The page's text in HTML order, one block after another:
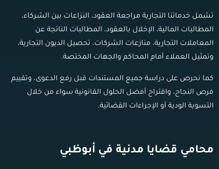
تشمل خدماتنا التجارية مراجعة العقود، النزاعات بين الشركاء،
المطالبات المالية، الإخلال بالعقود، المطالبات الناتجة عن
المعاملات التجارية، منازعات الشركات، تحصيل الديون التجارية،
وتمثيل العملاء أمام المحاكم والجهات المختصة.
كما نحرص على دراسة جميع المستندات قبل رفع الدعوى، وتقييم
فرص النجاح، واقتراح أفضل الحلول القانونية سواء من خلال
التسوية الودية أو الإجراءات القضائية.
محامي قضايا مدنية في أبوظبي